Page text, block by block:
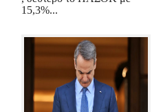
15,3%...